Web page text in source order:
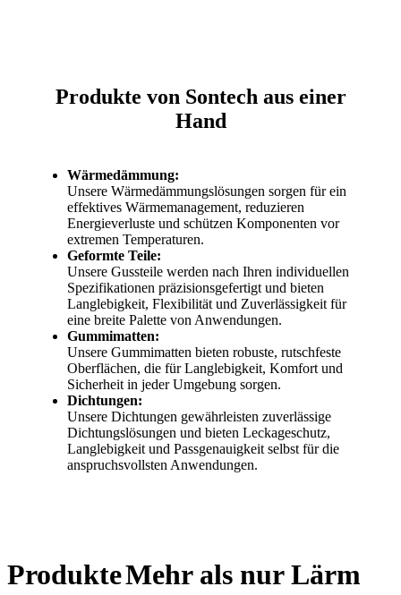
Produkte von Sontech aus einer
Hand
Wärmedämmung:
Unsere Wärmedämmungslösungen sorgen für ein
effektives Wärmemanagement, reduzieren
Energieverluste und schützen Komponenten vor
extremen Temperaturen.
Geformte Teile:
Unsere Gussteile werden nach Ihren individuellen
Spezifikationen präzisionsgefertigt und bieten
Langlebigkeit, Flexibilität und Zuverlässigkeit für
eine breite Palette von Anwendungen.
Gummimatten:
Unsere Gummimatten bieten robuste, rutschfeste
Oberflächen, die für Langlebigkeit, Komfort und
Sicherheit in jeder Umgebung sorgen.
Dichtungen:
Unsere Dichtungen gewährleisten zuverlässige
Dichtungslösungen und bieten Leckageschutz,
Langlebigkeit und Passgenauigkeit selbst für die
anspruchsvollsten Anwendungen.
ProdukteMehr als nur Lärm